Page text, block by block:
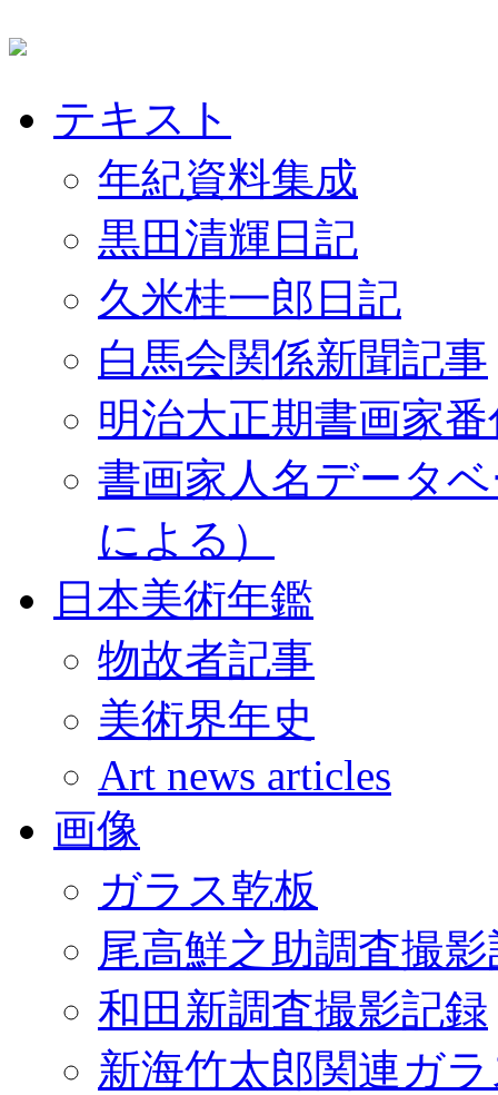
テキスト
年紀資料集成
黒田清輝日記
久米桂一郎日記
白馬会関係新聞記事
明治大正期書画家
書画家人名データ
による）
日本美術年鑑
物故者記事
美術界年史
Art news articles
画像
ガラス乾板
尾高鮮之助調査撮
和田新調査撮影記録
新海竹太郎関連ガ